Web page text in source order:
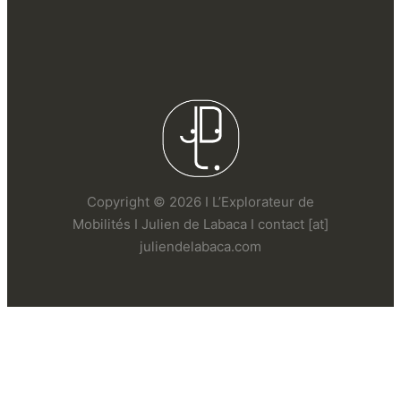
Copyright © 2026 I L’Explorateur de
Mobilités I Julien de Labaca I contact [at]
juliendelabaca.com